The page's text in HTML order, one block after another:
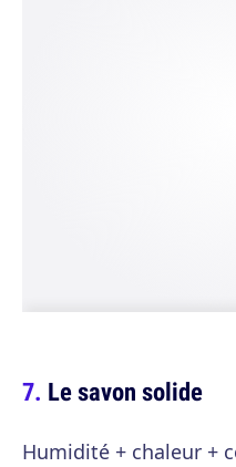
Le savon solide
Humidité + chaleur +